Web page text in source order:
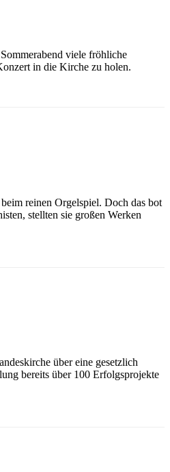
viele fröhliche
in die Kirche zu holen.
reinen Orgelspiel. Doch das bot
stellten sie großen Werken
über eine gesetzlich
bereits über 100 Erfolgsprojekte